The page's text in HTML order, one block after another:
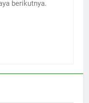
berikutnya.